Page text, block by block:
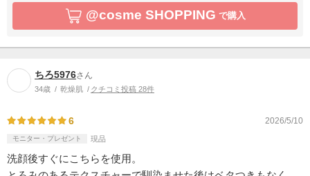
@cosme SHOPPING で購入
ちろ5976さん
34歳 乾燥肌 クチコミ投稿 28件
6 2026/5/10
モニター・プレゼント 現品
洗顔後すぐにこちらを使用。